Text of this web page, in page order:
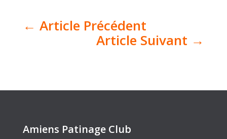
← Article Précédent
Article Suivant →
Amiens Patinage Club